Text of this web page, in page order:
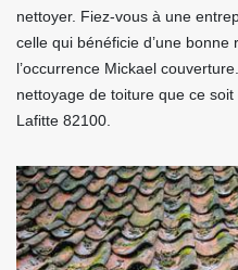
nettoyer. Fiez-vous à une
celle qui bénéficie d’une
l’occurrence Mickael
nettoyage de toiture que ce
Lafitte 82100.